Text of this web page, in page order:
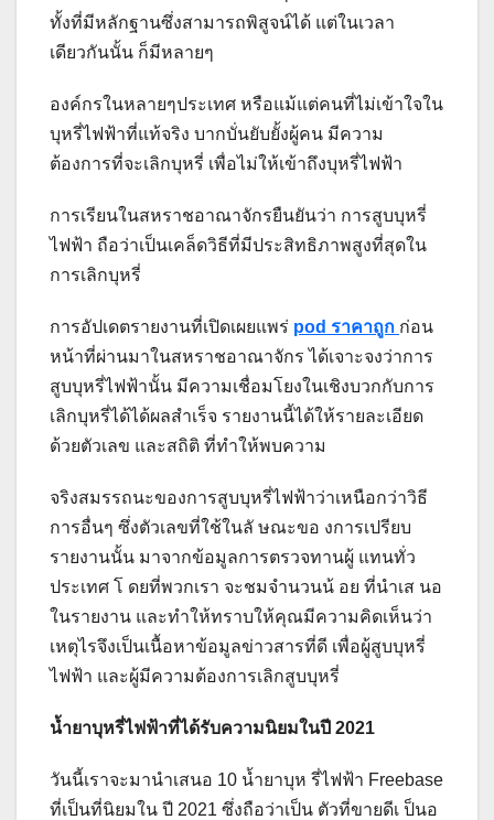
ทั้งที่มีหลักฐานซึ่งสามารถพิสูจน์ได้ แต่ในเวลา
เดียวกันนั้น ก็มีหลายๆ
องค์กรในหลายๆประเทศ หรือแม้แต่คนที่ไม่เข้าใจใน
บุหรี่ไฟฟ้าที่แท้จริง บากบั่นยับยั้งผู้คน มีความ
ต้องการที่จะเลิกบุหรี่ เพื่อไม่ให้เข้าถึงบุหรี่ไฟฟ้า
การเรียนในสหราชอาณาจักรยืนยันว่า การสูบบุหรี่
ไฟฟ้า ถือว่าเป็นเคล็ดวิธีที่มีประสิทธิภาพสูงที่สุดใน
การเลิกบุหรี่
การอัปเดตรายงานที่เปิดเผยแพร่ pod ราคาถูก ก่อน
หน้าที่ผ่านมาในสหราชอาณาจักร ได้เจาะจงว่าการ
สูบบุหรี่ไฟฟ้านั้น มีความเชื่อมโยงในเชิงบวกกับการ
เลิกบุหรี่ได้ได้ผลสำเร็จ รายงานนี้ได้ให้รายละเอียด
ด้วยตัวเลข และสถิติ ที่ทำให้พบความ
จริงสมรรถนะของการสูบบุหรี่ไฟฟ้าว่าเหนือกว่าวิธี
การอื่นๆ ซึ่งตัวเลขที่ใช้ในลั ษณะขอ งการเปรียบ
รายงานนั้น มาจากข้อมูลการตรวจทานผู้ แทนทั่ว
ประเทศ โ ดยที่พวกเรา จะชมจำนวนน้ อย ที่นำเส นอ
ในรายงาน และทำให้ทราบให้คุณมีความคิดเห็นว่า
เหตุไรจึงเป็นเนื้อหาข้อมูลข่าวสารที่ดี เพื่อผู้สูบบุหรี่
ไฟฟ้า และผู้มีความต้องการเลิกสูบบุหรี่
น้ำยาบุหรี่ไฟฟ้าที่ได้รับความนิยมในปี 2021
วันนี้เราจะมานำเสนอ 10 น้ำยาบุห รี่ไฟฟ้า Freebase
ที่เป็นที่นิยมใน ปี 2021 ซึ่งถือว่าเป็น ตัวที่ขายดีเ ป็นอ